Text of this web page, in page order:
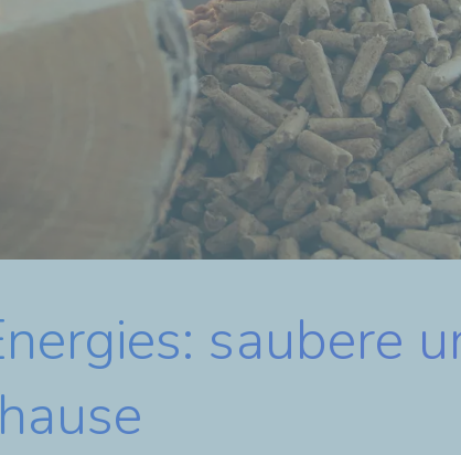
saubere